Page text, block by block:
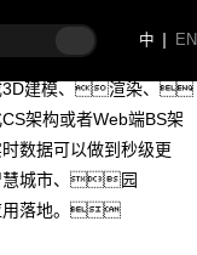
中 EN
3D建模、渲染、
构或者Web端BS架
数据可以做到秒级更
慧城市、园
用落地。